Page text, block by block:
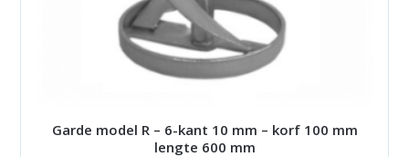
Garde model R – 6-kant 10 mm – korf 100 mm
lengte 600 mm